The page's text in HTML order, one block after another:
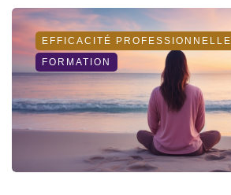
EFFICACITÉ PROFESSIONNELLE
FORMATION